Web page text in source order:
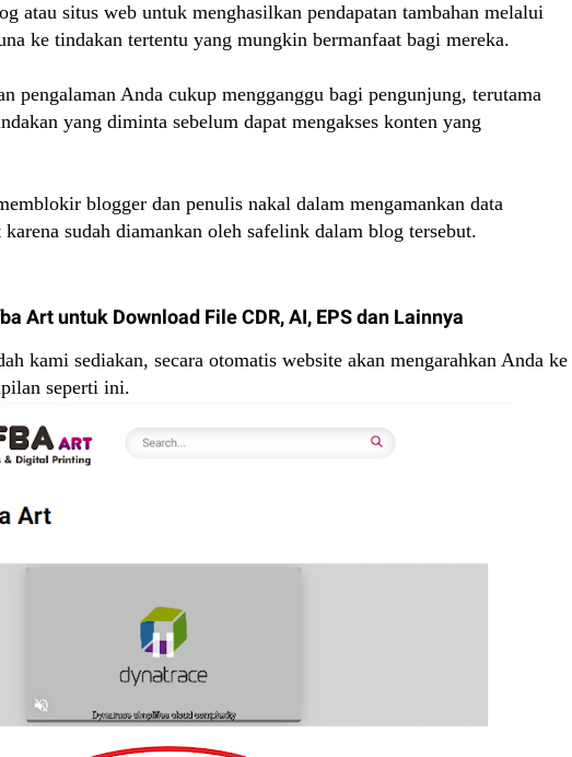
atau situs web untuk menghasilkan pendapatan tambahan melalui
ke tindakan tertentu yang mungkin bermanfaat bagi mereka.
pengalaman Anda cukup mengganggu bagi pengunjung, terutama
yang diminta sebelum dapat mengakses konten yang
blogger dan penulis nakal dalam mengamankan data
sudah diamankan oleh safelink dalam blog tersebut.
Art untuk Download File CDR, AI, EPS dan Lainnya
kami sediakan, secara otomatis website akan mengarahkan Anda ke
seperti ini.